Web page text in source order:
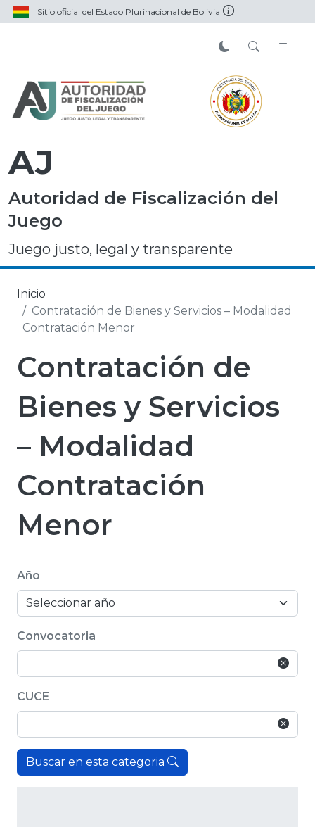
Sitio oficial del Estado Plurinacional de Bolivia
AJ
Autoridad de Fiscalización del
Juego
Juego justo, legal y transparente
Inicio
Contratación de Bienes y Servicios – Modalidad
Contratación Menor
Contratación de
Bienes y Servicios
– Modalidad
Contratación
Menor
Año
Convocatoria
CUCE
Buscar en esta categoria